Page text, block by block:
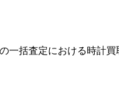
一括査定における時計買